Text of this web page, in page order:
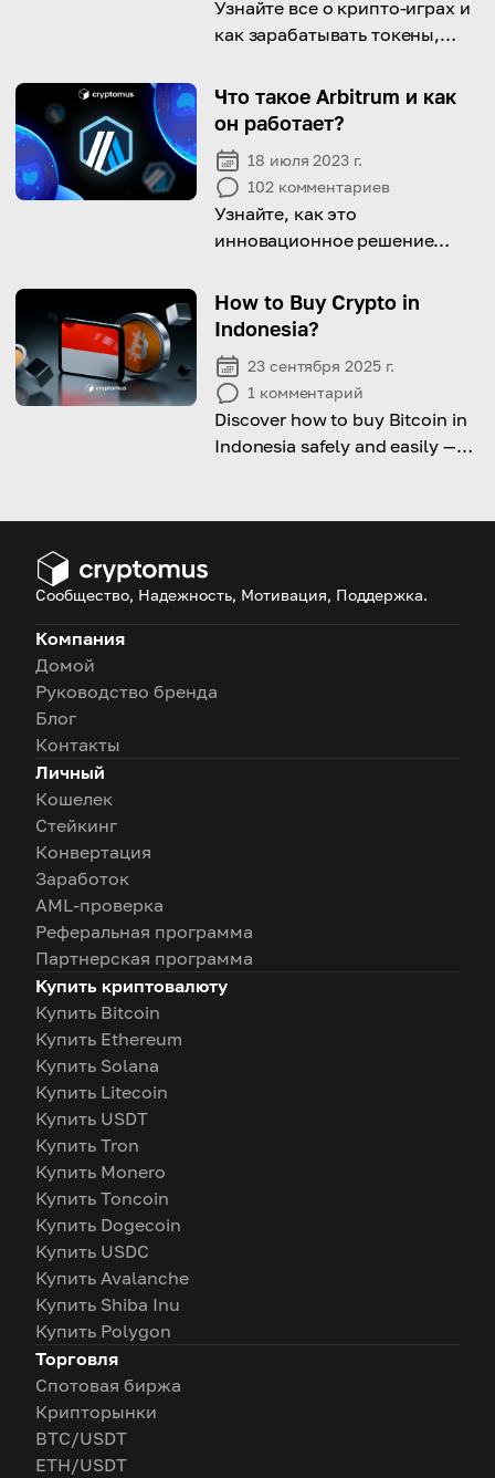
Узнайте все о крипто-играх и
как зарабатывать токены,
Что такое Arbitrum и как
он работает?
18 июля 2023 г.
102 комментариев
Узнайте, как это
инновационное решение
Ethereum, повышает
масштабируемость и
децентрализованной
экосистеме
How to Buy Crypto in
Indonesia?
23 сентября 2025 г.
1 комментарий
Discover how to buy Bitcoin in
Indonesia safely and easily —
Сообщество, Надежность, Мотивация, Поддержка.
Компания
Домой
Руководство бренда
Блог
Контакты
Личный
Кошелек
Стейкинг
Конвертация
Заработок
AML-проверка
Реферальная программа
Партнерская программа
Купить криптовалюту
Купить Bitcoin
Купить Ethereum
Купить Solana
Купить Litecoin
Купить USDT
Купить Tron
Купить Monero
Купить Toncoin
Купить Dogecoin
Купить USDC
Купить Avalanche
Купить Shiba Inu
Купить Polygon
Торговля
Спотовая биржа
Крипторынки
BTC/USDT
ETH/USDT